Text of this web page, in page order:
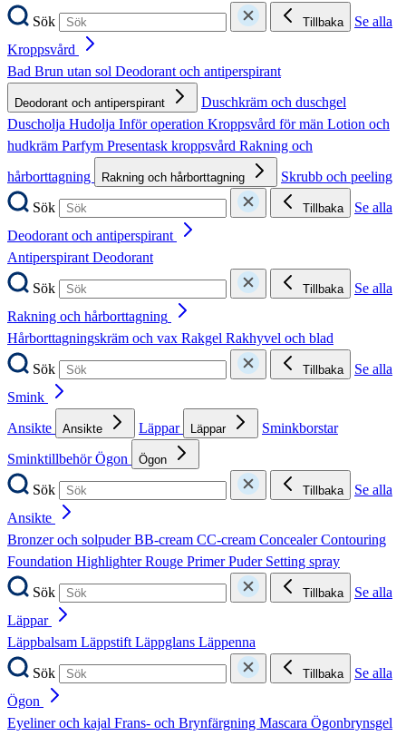
Sök
Tillbaka
Se alla
Kroppsvård
Bad Brun utan sol Deodorant och antiperspirant
Deodorant och antiperspirant
Duschkräm och duschgel
Duscholja Hudolja Inför operation Kroppsvård för män Lotion och
hudkräm Parfym Presentask kroppsvård Rakning och
hårborttagning
Rakning och hårborttagning
Skrubb och peeling
Sök
Tillbaka
Se alla
Deodorant och antiperspirant
AntiperspirantDeodorant
Sök
Tillbaka
Se alla
Rakning och hårborttagning
Hårborttagningskräm och vax Rakgel Rakhyvel och blad
Sök
Tillbaka
Se alla
Smink
Ansikte
Ansikte Läppar Läppar
Sminkborstar
SminktillbehörÖgon Ögon
Sök Tillbaka
Se alla
Ansikte
Bronzer och solpuderBB-cream CC-cream ConcealerContouring
Foundation HighlighterRouge PrimerPuder Setting spray
Sök
Tillbaka
Se alla
Läppar
Läppbalsam LäppstiftLäppglans Läppenna
Sök
Tillbaka
Se alla
Ögon
Eyeliner och kajal Frans- och Brynfärgning Mascara Ögonbrynsgel